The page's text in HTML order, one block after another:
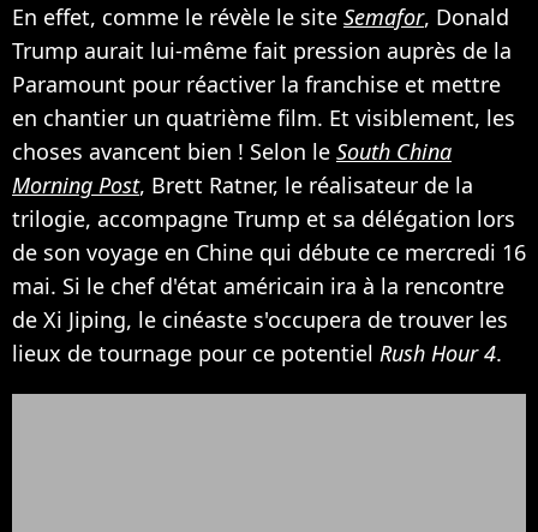
En effet, comme le révèle le site Semafor, Donald
Trump aurait lui-même fait pression auprès de la
Paramount pour réactiver la franchise et mettre
en chantier un quatrième film. Et visiblement, les
choses avancent bien ! Selon le South China
Morning Post, Brett Ratner, le réalisateur de la
trilogie, accompagne Trump et sa délégation lors
de son voyage en Chine qui débute ce mercredi 16
mai. Si le chef d'état américain ira à la rencontre
de Xi Jiping, le cinéaste s'occupera de trouver les
lieux de tournage pour ce potentiel Rush Hour 4.